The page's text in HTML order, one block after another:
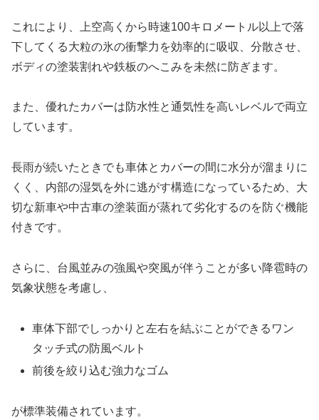
これにより、上空高くから時速100キロメートル以上で落
下してくる大粒の氷の衝撃力を効率的に吸収、分散させ、
ボディの塗装割れや鉄板のへこみを未然に防ぎます。
また、優れたカバーは防水性と通気性を高いレベルで両立
しています。
長雨が続いたときでも車体とカバーの間に水分が溜まりに
くく、内部の湿気を外に逃がす構造になっているため、大
切な新車や中古車の塗装面が蒸れて劣化するのを防ぐ機能
付きです。
さらに、台風並みの強風や突風が伴うことが多い降雹時の
気象状態を考慮し、
車体下部でしっかりと左右を結ぶことができるワン
タッチ式の防風ベルト
前後を絞り込む強力なゴム
が標準装備されています。